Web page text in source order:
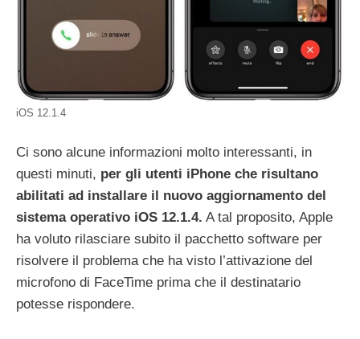
iOS 12.1.4
Ci sono alcune informazioni molto interessanti, in
questi minuti, per gli utenti iPhone che risultano
abilitati ad installare il nuovo aggiornamento del
sistema operativo iOS 12.1.4. A tal proposito, Apple
ha voluto rilasciare subito il pacchetto software per
risolvere il problema che ha visto l’attivazione del
microfono di FaceTime prima che il destinatario
potesse rispondere.